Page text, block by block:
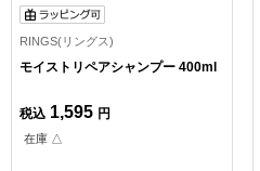
RINGS(リングス)
モイストリペアシャンプー 400ml
税込 1,595 円
在庫 △